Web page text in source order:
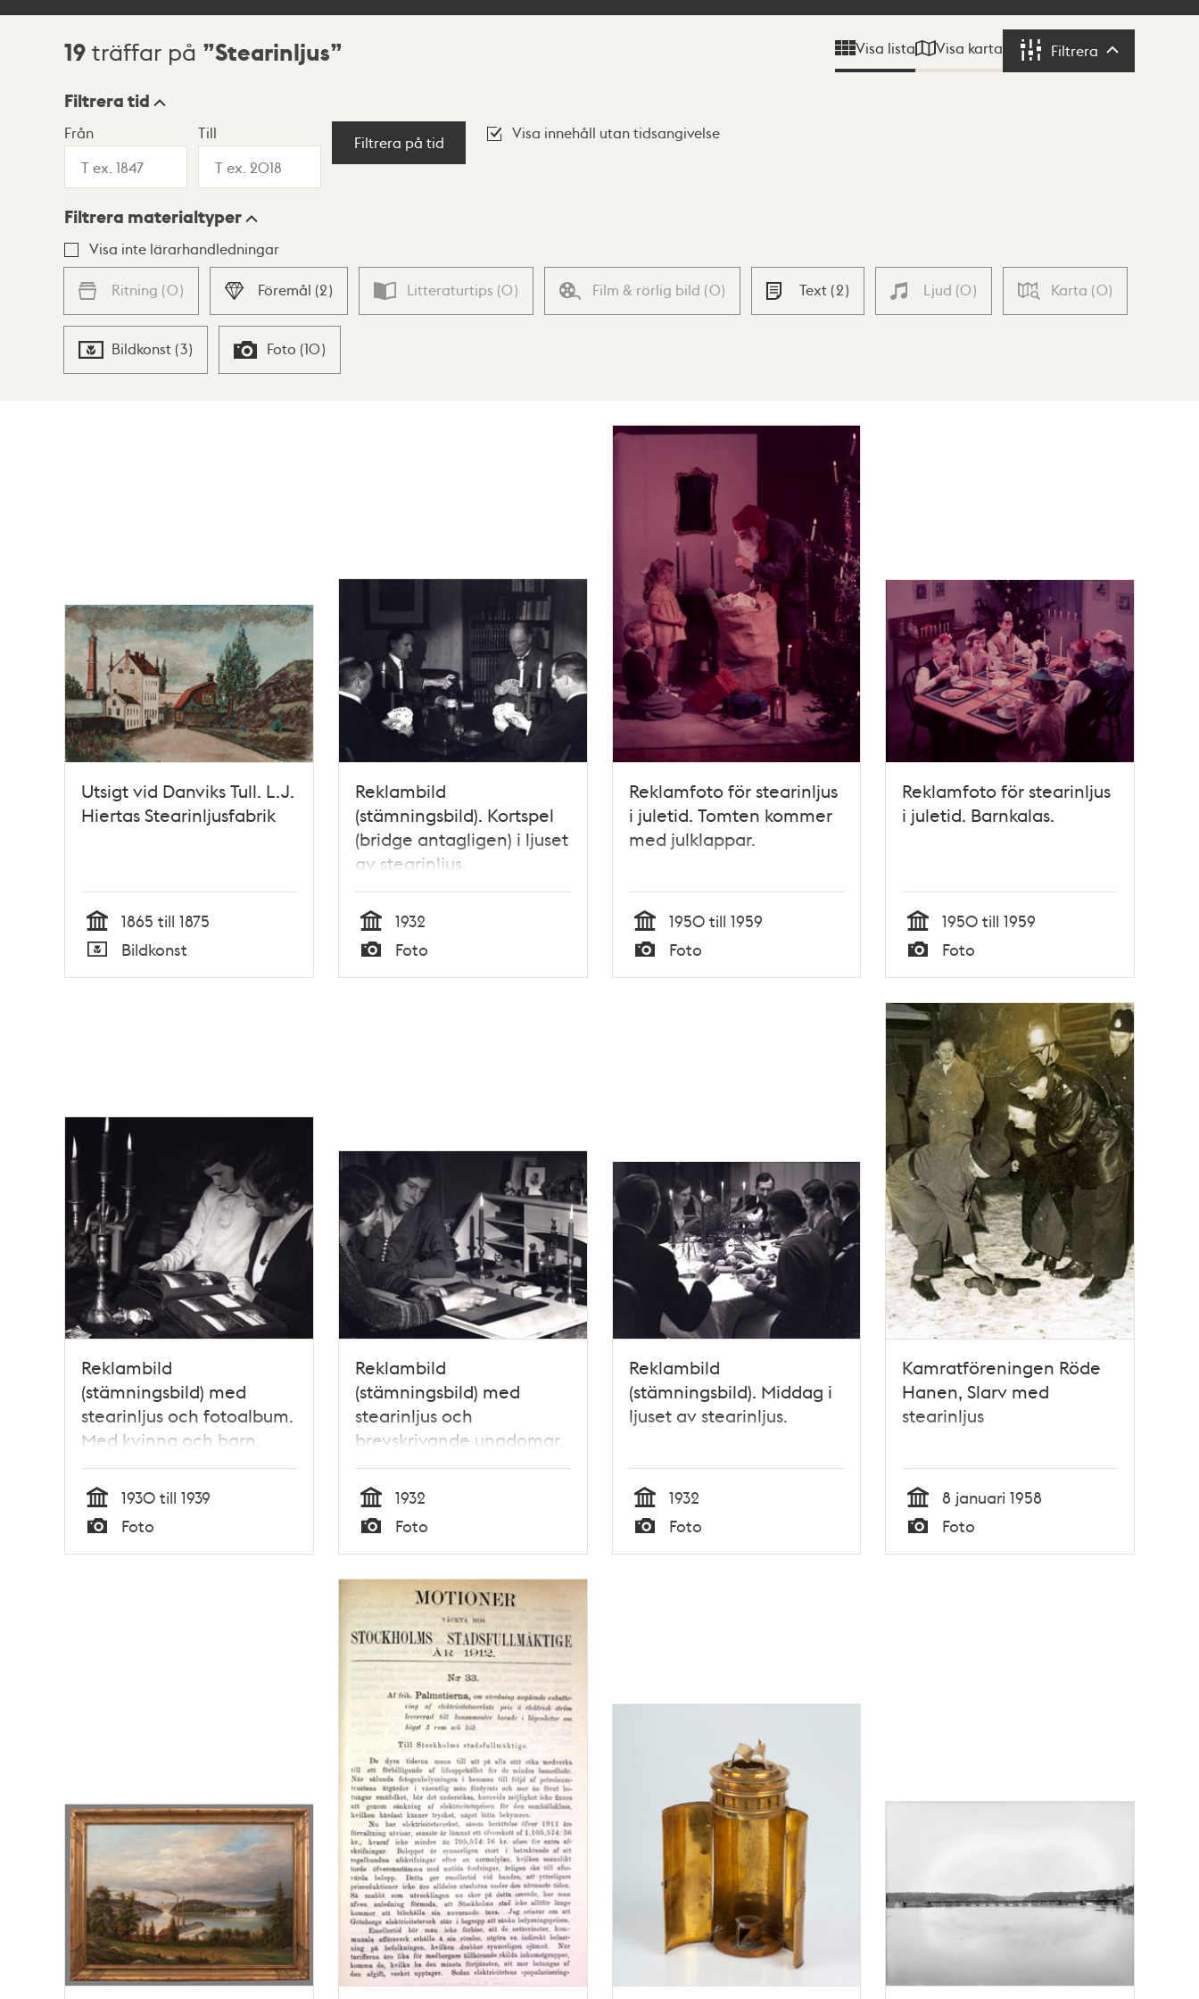
Sökresultat
19 träffar på Stearinljus Visa lista Visa karta Filtrera Filtrera
Visningsläge
Lista Karta
Filtrera tid
Från Till
Filtrera på tid
Visa innehåll utan tidsangivelse
Filtrera materialtyper
Visa inte lärarhandledningar
Ritning (0) Föremål (2) Litteraturtips (0) Film & rörlig bild (0) Text (2) Ljud (0) Karta (0)
Bildkonst (3) Foto (10)
Utsigt vid Danviks Tull. L.J.
Hiertas Stearinljusfabrik
Tid
1865 till 1875
Typ
Bildkonst
Reklambild
(stämningsbild). Kortspel
(bridge antagligen) i ljuset
av stearinljus.
Tid
1932
Typ
Foto
Reklamfoto för stearinljus
i juletid. Tomten kommer
med julklappar.
Tid
1950 till 1959
Typ
Foto
Reklamfoto för stearinljus
i juletid. Barnkalas.
Tid
1950 till 1959
Typ
Foto
Reklambild
(stämningsbild) med
stearinljus och fotoalbum.
Med kvinna och barn.
Tid
1930 till 1939
Typ
Foto
Reklambild
(stämningsbild) med
stearinljus och
brevskrivande ungdomar.
Tid
1932
Typ
Foto
Reklambild
(stämningsbild). Middag i
ljuset av stearinljus.
Tid
1932
Typ
Foto
Kamratföreningen Röde
Hanen, Slarv med
stearinljus
Tid
8 januari 1958
Typ
Foto